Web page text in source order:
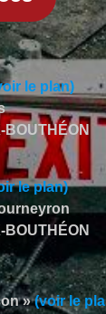
le plan)
BOUTHÉON
le plan)
BOUTHÉON
»(voir le